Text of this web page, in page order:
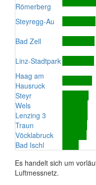
Römerberg
Steyregg-Au
Bad Zell
Linz-Stadtpark
Haag am
Hausruck
Steyr
Wels
Lenzing 3
Traun
Vöcklabruck
Bad Ischl
Es handelt sich um
Luftmessnetz.